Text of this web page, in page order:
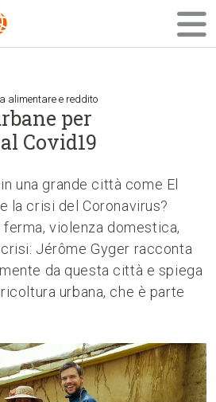
alimentare e reddito
per
Covid19
una grande città come El
la crisi del Coronavirus?
violenza domestica,
Jérôme Gyger racconta
da questa città e spiega
urbana, che è parte